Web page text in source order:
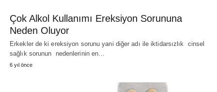
Çok Alkol Kullanımı Ereksiyon Sorununa
Neden Oluyor
Erkekler de ki ereksiyon sorunu yani diğer adı ile iktidarsızlık cinsel
sağlık sorunun nedenlerinin en…
6 yıl önce